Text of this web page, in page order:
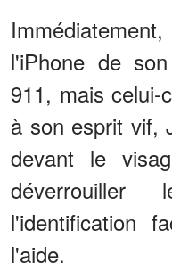
l'iPhone de
911, mais celui-
à son esprit vif,
devant le
l'identification
l'aide.